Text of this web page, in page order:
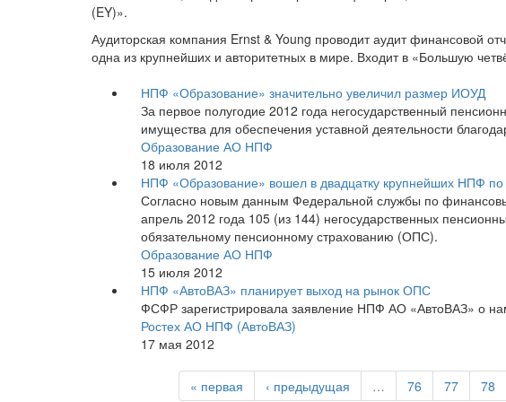
(EY)».
Аудиторская компания Ernst & Young проводит аудит финансовой
одна из крупнейших и авторитетных в мире. Входит в «Большую
НПФ «Образование» значительно увеличил размер ИОУД
За первое полугодие 2012 года негосударственный
имущества для обеспечения уставной деятельности
Образование АО НПФ
18 июля 2012
НПФ «Образование» вошел в двадцатку крупнейших НПФ по
Согласно новым данным Федеральной службы по
апрель 2012 года 105 (из 144) негосударственных
обязательному пенсионному страхованию (ОПС).
Образование АО НПФ
15 июля 2012
НПФ «АвтоВАЗ» планирует выход на рынок ОПС
ФСФР зарегистрировала заявление НПФ АО «АвтоВАЗ» о
Ростех АО НПФ (АвтоВАЗ)
17 мая 2012
« первая ‹ предыдущая … 76 77 78